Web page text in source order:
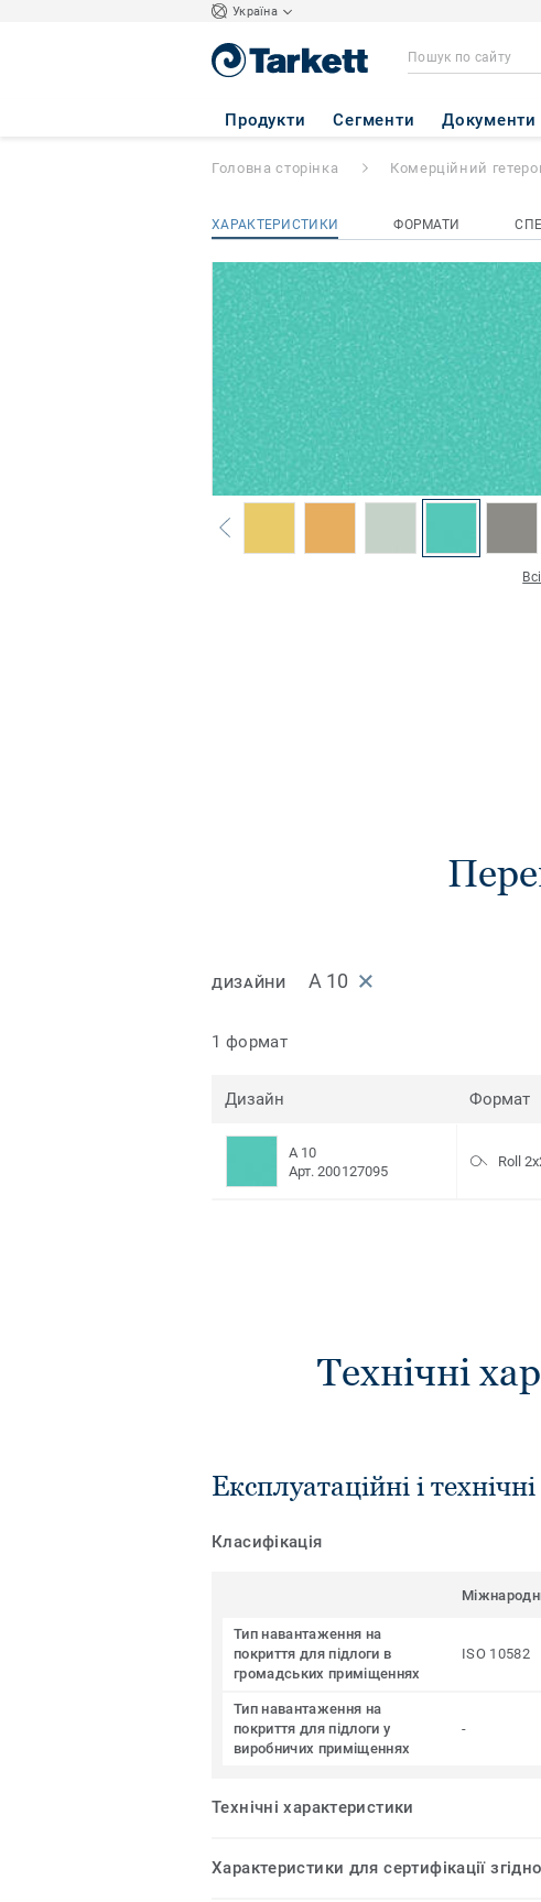
Україна
Продукти Сегменти Документи
SPARK - A 10
Головна сторінка Комерційний
ХАРАКТЕРИСТИКИ ФОРМАТИ
ДИЗАЙНИ A 10
1 формат
Дизайн Формат
A 10
Арт. 200127095
Roll
Технічні
Експлуатаційні і
Класифікація
Тип навантаження на
покриття для підлоги в
громадських приміщеннях
ISO 10582
Тип навантаження на
покриття для підлоги у
виробничих приміщеннях
-
Технічні характеристики
Характеристики для сертифікації